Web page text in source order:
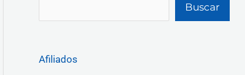
Buscar
Afiliados